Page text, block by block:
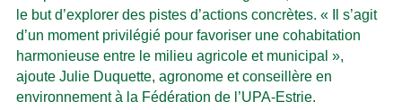
le but d’explorer des pistes d’actions concrètes. « Il s’agit
d’un moment privilégié pour favoriser une cohabitation
harmonieuse entre le milieu agricole et municipal »,
ajoute Julie Duquette, agronome et conseillère en
environnement à la Fédération de l’UPA-Estrie.